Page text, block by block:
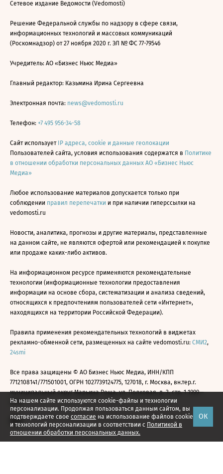
На нашем сайте используются cookie-файлы и технологии
персонализации. Продолжая пользоваться данным сайтом, вы
подтверждаете свое согласие на использование файлов cookie
и технологий персонализации в соответствии с Политикой в
отношении обработки персональных данных.
ОК
Сетевое издание Ведомости (Vedomosti)
Решение Федеральной службы по надзору в сфере связи,
информационных технологий и массовых коммуникаций
(Роскомнадзор) от 27 ноября 2020 г. ЭЛ № ФС 77-79546
Учредитель: АО «Бизнес Ньюс Медиа»
Главный редактор: Казьмина Ирина Сергеевна
Электронная почта: news@vedomosti.ru
Телефон: +7 495 956-34-58
Сайт использует IP адреса, cookie и данные геолокации
Пользователей сайта, условия использования содержатся в Политике
в отношении обработки персональных данных АО «Бизнес Ньюс
Медиа»
Любое использование материалов допускается только при
соблюдении правил перепечатки и при наличии гиперссылки на
vedomosti.ru
Новости, аналитика, прогнозы и другие материалы, представленные
на данном сайте, не являются офертой или рекомендацией к покупке
или продаже каких-либо активов.
На информационном ресурсе применяются рекомендательные
технологии (информационные технологии предоставления
информации на основе сбора, систематизации и анализа сведений,
относящихся к предпочтениям пользователей сети «Интернет»,
находящихся на территории Российской Федерации).
Правила применения рекомендательных технологий в виджетах
рекламно-обменной сети, размещенных на сайте vedomosti.ru: СМИ2,
24smi
Все права защищены © АО Бизнес Ньюс Медиа, ИНН/КПП
7712108141/771501001, ОГРН 1027739124775, 127018, г. Москва, вн.тер.г.
муниципальный округ Марьина Роща, ул. Полковая, д. 3, стр. 1 1999—
2026